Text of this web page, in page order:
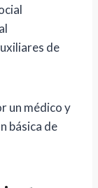
de
un médico y
básica de